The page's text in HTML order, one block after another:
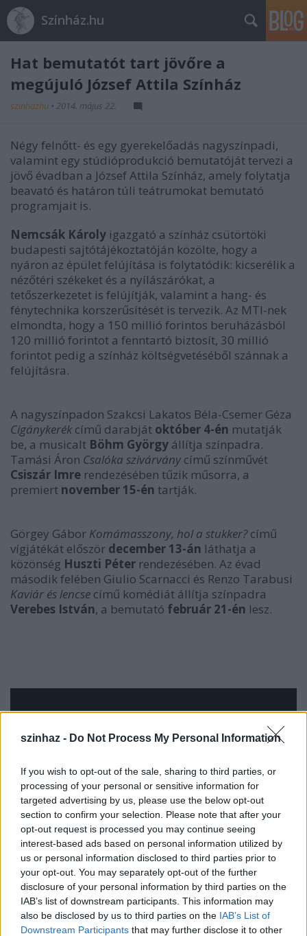
szinhaz - Do Not Process My Personal Information
If you wish to opt-out of the sale, sharing to third parties, or
processing of your personal or sensitive information for
targeted advertising by us, please use the below opt-out
section to confirm your selection. Please note that after your
opt-out request is processed you may continue seeing
interest-based ads based on personal information utilized by
us or personal information disclosed to third parties prior to
your opt-out. You may separately opt-out of the further
disclosure of your personal information by third parties on the
IAB’s list of downstream participants. This information may
also be disclosed by us to third parties on the IAB’s List of
Downstream Participants that may further disclose it to other
Színház.hu
Hat bemutatót tart jövőre a
megújuló József Attila Színház
szinhazhu • 2014. május 22.
Négy felnőtt- és egy gyerekelőadás nagyszínpadi,
valamint egy stúdióprodukció bemutatóját tervezi a
jövő évadban a József Attila Színház, amely folytatja
beavató és határon túli teátrumokat bemutató
programjait is.
Nemcsák Károly igazgató a színház csütörtöki
budapesti sajtótájékoztatóján közölte, hogy a
nyáron az épület felújítása is folytatódik: kicserélik a
nézőtéri székeket és a nyílászárókat, a
tetőszerkezetet is felújítják, valamint a hang- és
fénytechnika korszerűsítését is tervezik. Az MTI-nek
elmondta, hogy a 150 millió forintos beruházásból
120 millió forintot a fenntartó biztosít, 30 millió
forintot pedig a színház költségvetéséből szánnak a
felújításra.
A nagyszínpadon Szakcsi Lakatos Béla-Csemer Géza
Cigánykerék című darabját október 4-én mutatják
be, a musicalt Böhm György állítja színpadra.
Tamási Áron Csalóka szivárvány című színművét
Csiszár Imre rendezésében tűzik műsorra, a
premiert november 15-én tartják.
Görgey Gábor Komámasszony, hol a stukker?című
vígjátékát először december 13-án láthatja a
közönség Huszti Péter rendezésében. Az évad
második felében Giulio Scarnacci és Renzo Tarabusi
Kaviár és lencse című komédiát állítja színpadra
Verebes István, a bemutató február 21-én lesz.
Részlet aHattyúdalc. előadásól (fotó:
jozsefattilaszinhaz.hu)